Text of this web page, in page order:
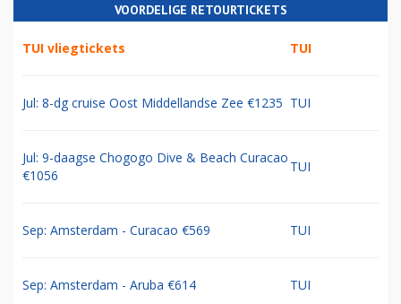
VOORDELIGE RETOURTICKETS
TUI vliegtickets TUI
Jul: 8-dg cruise Oost Middellandse Zee €1235 TUI
Jul: 9-daagse Chogogo Dive & Beach Curacao
€1056
TUI
Sep: Amsterdam - Curacao €569 TUI
Sep: Amsterdam - Aruba €614 TUI